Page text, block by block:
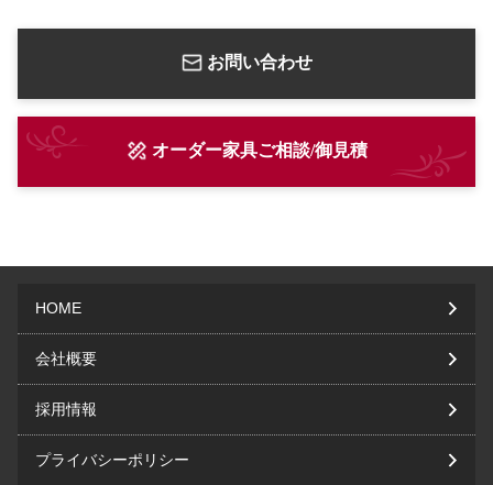
お問い合わせ
オーダー家具ご相談/御見積
HOME
会社概要
採用情報
プライバシーポリシー